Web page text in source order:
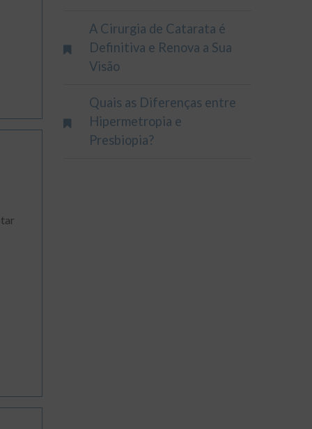
A Cirurgia de Catarata é
Definitiva e Renova a Sua
Visão
Quais as Diferenças entre
Hipermetropia e
Presbiopia?